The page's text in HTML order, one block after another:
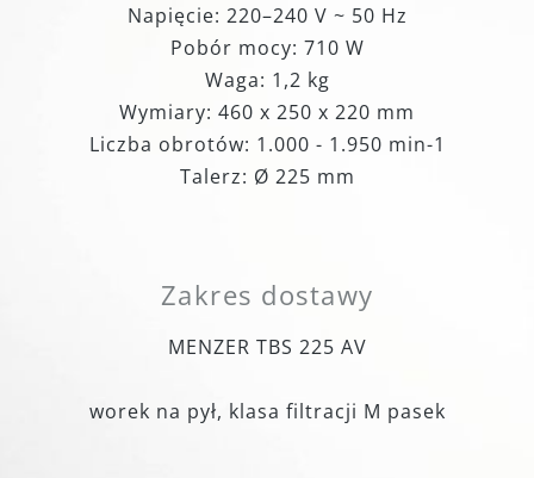
Napięcie: 220–240 V ~ 50 Hz
Pobór mocy: 710 W
Waga: 1,2 kg
Wymiary: 460 x 250 x 220 mm
Liczba obrotów: 1.000 - 1.950 min-1
Talerz: Ø 225 mm
Zakres dostawy
MENZER TBS 225 AV
worek na pył, klasa filtracji M pasek